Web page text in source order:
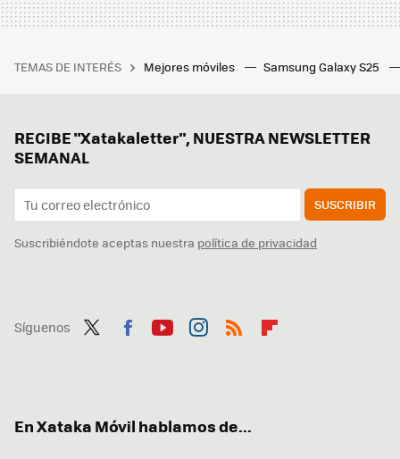
TEMAS DE INTERÉS Mejores móviles Samsung Galaxy S25
RECIBE "Xatakaletter", NUESTRA NEWSLETTER
SEMANAL
SUSCRIBIR
Suscribiéndote aceptas nuestra política de privacidad
Síguenos
En Xataka Móvil hablamos de...